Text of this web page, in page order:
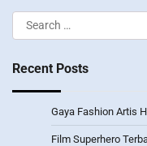
Search
for:
Recent Posts
Gaya Fashion Artis
Film Superhero